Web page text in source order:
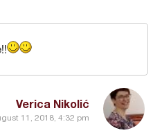
Verica Nikolić
11, 2018, 4:32 pm